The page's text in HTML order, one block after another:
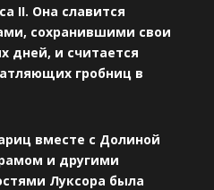
II. Она славится
сохранившими свои
дней, и считается
гробниц в
вместе с Долиной
и другими
Луксора была